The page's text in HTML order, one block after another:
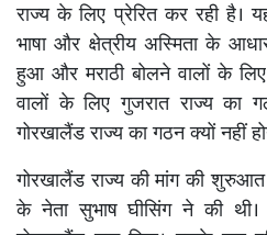
राज्य के लिए प्रेरित कर रही है।
भाषा और क्षेत्रीय अस्मिता के
हुआ और मराठी बोलने वालों के लिए
वालों के लिए गुजरात राज्य का
गोरखालैंड राज्य का गठन क्यों नहीं
गोरखालैंड राज्य की मांग की
के नेता सुभाष घीसिंग ने की